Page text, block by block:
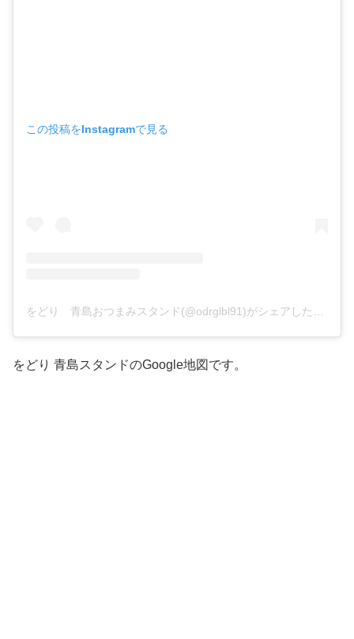
この投稿をInstagramで見る
をどり 青島スタンドのGoogle地図です。